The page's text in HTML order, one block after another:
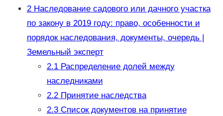
2Наследование садового или дачного участка
по закону в 2019 году: право, особенности и
порядок наследования, документы, очередь |
Земельный эксперт
2.1Распределение долей между
наследниками
2.2Принятие наследства
2.3Список документов на принятие